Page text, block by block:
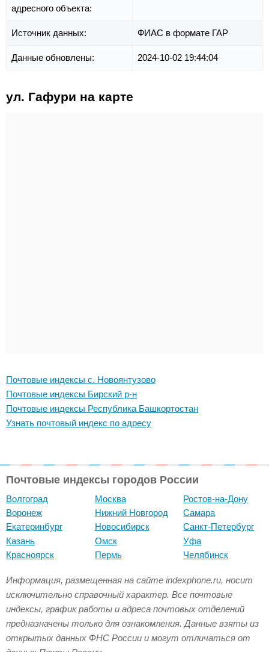
адресного объекта:
Источник данных: ФИАС в формате ГАР
Данные обновлены: 2024-10-02 19:44:04
ул. Гафури на карте
Почтовые индексы с. Новоянтузово
Почтовые индексы Бирский р-н
Почтовые индексы Республика Башкортостан
Узнать почтовый индекс по адресу
Почтовые индексы городов России
Волгоград
Воронеж
Екатеринбург
Казань
Красноярск
Москва
Нижний Новгород
Новосибирск
Омск
Пермь
Ростов-на-Дону
Самара
Санкт-Петербург
Уфа
Челябинск
Информация, размещенная на сайте indexphone.ru, носит
исключительно справочный характер. Все почтовые
индексы, график работы и адреса почтовых отделений
предназначены только для ознакомления. Данные взяты из
открытых данных ФНС России и могут отличаться от